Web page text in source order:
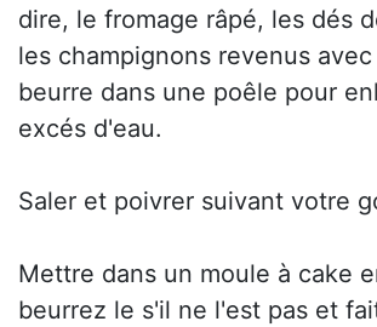
dire, le fromage râpé, les dés
les champignons revenus
beurre dans une poêle pour
excés d'eau.
Saler et poivrer suivant votre
Mettre dans un moule à cake
beurrez le s'il ne l'est pas et